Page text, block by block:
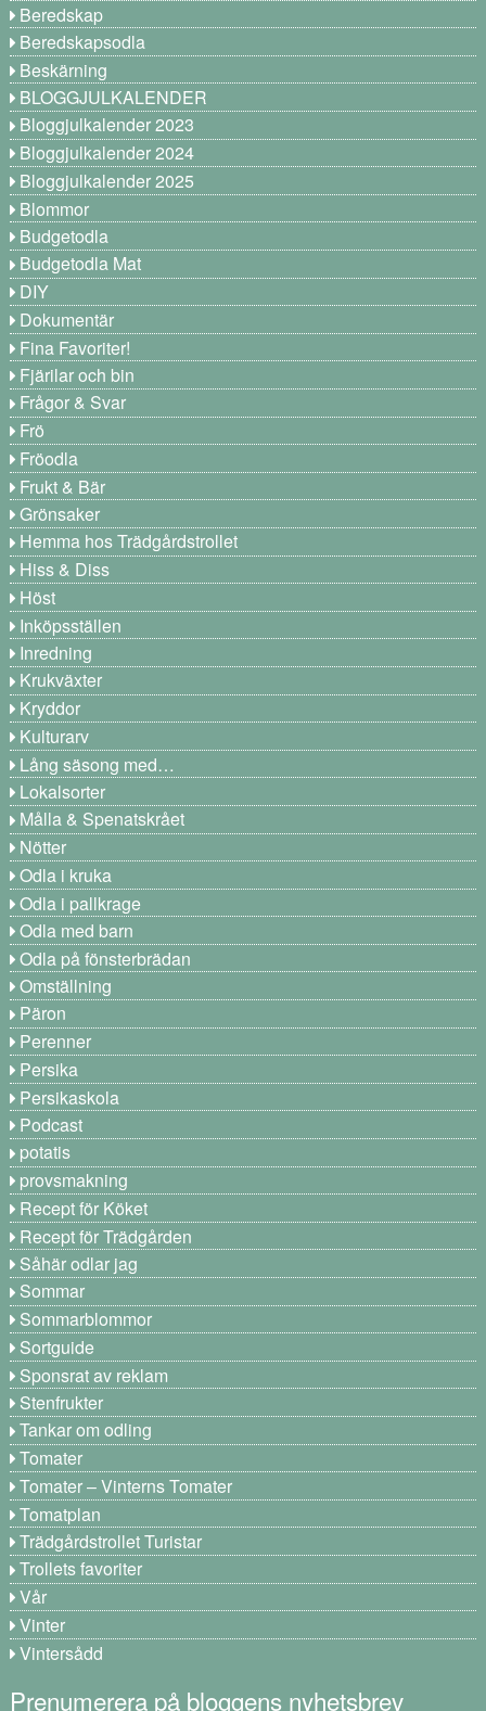
Beredskap
Beredskapsodla
Beskärning
BLOGGJULKALENDER
Bloggjulkalender 2023
Bloggjulkalender 2024
Bloggjulkalender 2025
Blommor
Budgetodla
Budgetodla Mat
DIY
Dokumentär
Fina Favoriter!
Fjärilar och bin
Frågor & Svar
Frö
Fröodla
Frukt & Bär
Grönsaker
Hemma hos Trädgårdstrollet
Hiss & Diss
Höst
Inköpsställen
Inredning
Krukväxter
Kryddor
Kulturarv
Lång säsong med…
Lokalsorter
Målla & Spenatskrået
Nötter
Odla i kruka
Odla i pallkrage
Odla med barn
Odla på fönsterbrädan
Omställning
Päron
Perenner
Persika
Persikaskola
Podcast
potatis
provsmakning
Recept för Köket
Recept för Trädgården
Såhär odlar jag
Sommar
Sommarblommor
Sortguide
Sponsrat av reklam
Stenfrukter
Tankar om odling
Tomater
Tomater – Vinterns Tomater
Tomatplan
Trädgårdstrollet Turistar
Trollets favoriter
Vår
Vinter
Vintersådd
Prenumerera på bloggens nyhetsbrev